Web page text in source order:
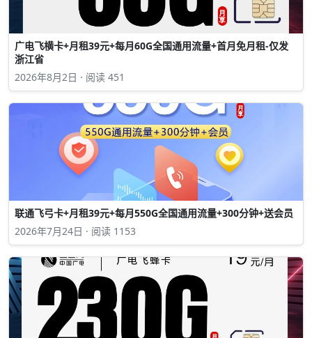
广电飞横卡+月租39元+每月60G全国通用流量+首月免月租-仅发
浙江省
2026年8月2日 · 阅读 451
联通飞弓卡+月租39元+每月550G全国通用流量+300分钟+送会员
2026年7月24日 · 阅读 1153